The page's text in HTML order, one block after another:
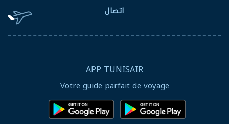
اتصال
APP TUNISAIR
Votre guide parfait de voyage